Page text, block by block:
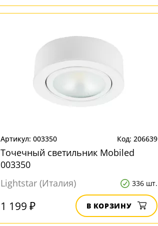
003350 206639
Точечный светильник Mobiled
003350
Lightstar (Италия)
336 шт.
1 199 ₽ В КОРЗИНУ